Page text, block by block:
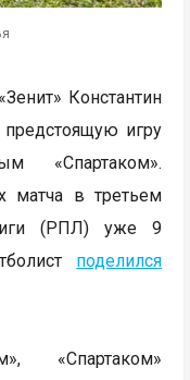
Константин
игру
«Спартаком».
матча в третьем
(РПЛ) уже 9
поделился
«Спартаком»